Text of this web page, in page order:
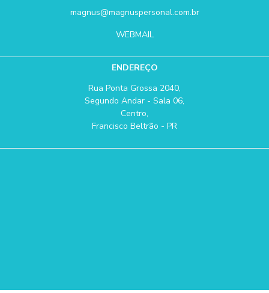
magnus@magnuspersonal.com.br
WEBMAIL
ENDEREÇO
Rua Ponta Grossa 2040,
Segundo Andar - Sala 06,
Centro,
Francisco Beltrão - PR